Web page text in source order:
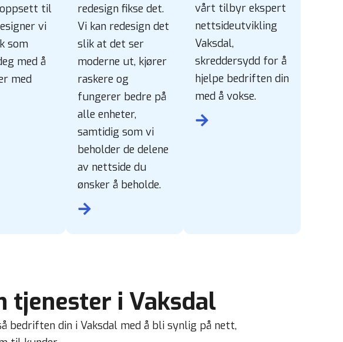
til
vi
som
med å
med
redesign fikse det.
Vi kan redesign det
slik at det ser
moderne ut, kjører
raskere og
fungerer bedre på
alle enheter,
samtidig som vi
beholder de delene
av nettside du
ønsker å beholde.
vårt tilbyr ekspert
nettsideutvikling
Vaksdal,
skreddersydd for å
hjelpe bedriften din
med å vokse.
tjenester i Vaksdal
bedriften din i Vaksdal med å bli synlig på nett,